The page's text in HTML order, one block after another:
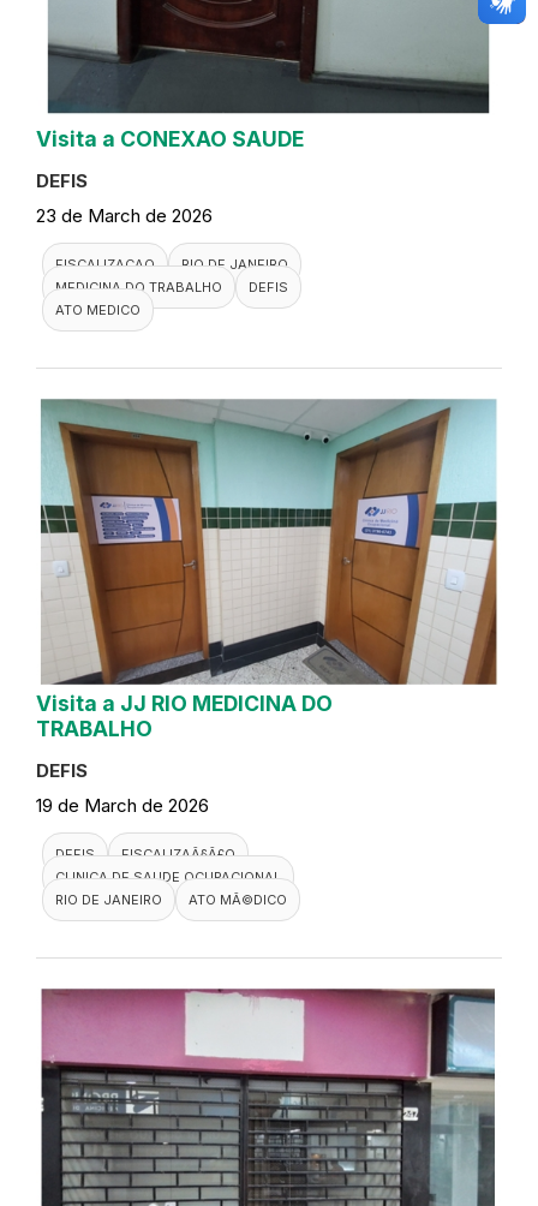
Visita a CONEXAO SAUDE
DEFIS
23 de March de 2026
FISCALIZACAO
RIO DE JANEIRO
MEDICINA DO TRABALHO
DEFIS
ATO MEDICO
Visita a JJ RIO MEDICINA DO
TRABALHO
DEFIS
19 de March de 2026
DEFIS
FISCALIZAÃ§Ã£O
CLINICA DE SAUDE OCUPACIONAL
RIO DE JANEIRO
ATO MÃ©DICO